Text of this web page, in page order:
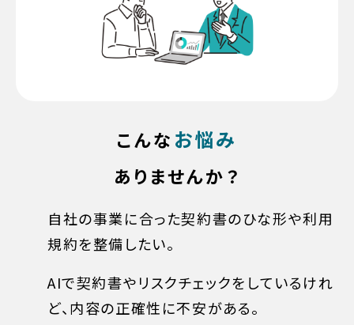
こんな お悩み
ありませんか？
自社の事業に合った契約書のひな形や利用
規約を整備したい。
AIで契約書やリスクチェックをしているけれ
ど、内容の正確性に不安がある。